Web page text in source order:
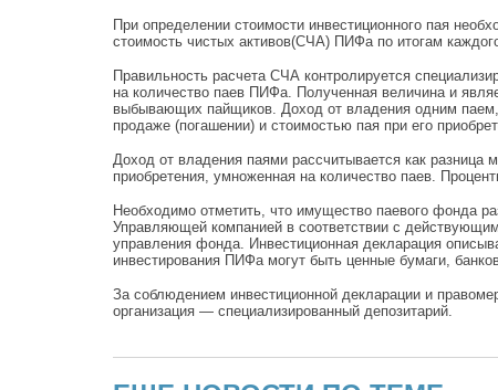
При определении стоимости инвестиционного пая
стоимость чистых активов(СЧА) ПИФа по итогам
Правильность расчета СЧА контролируется
на количество паев ПИФа. Полученная величина и
выбывающих пайщиков. Доход от владения одним
продаже (погашении) и стоимостью пая при его
Доход от владения паями рассчитывается как
приобретения, умноженная на количество паев.
Необходимо отметить, что имущество паевого фонда
Управляющей компанией в соответствии с
управления фонда. Инвестиционная декларация
инвестирования ПИФа могут быть ценные бумаги,
За соблюдением инвестиционной декларации и
организация — специализированный депозитарий.